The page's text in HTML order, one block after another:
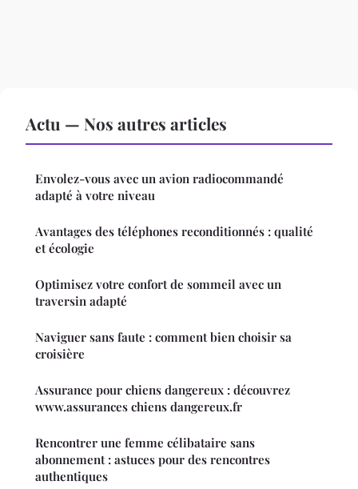
Actu — Nos autres articles
Envolez-vous avec un avion radiocommandé
adapté à votre niveau
Avantages des téléphones reconditionnés : qualité
et écologie
Optimisez votre confort de sommeil avec un
traversin adapté
Naviguer sans faute : comment bien choisir sa
croisière
Assurance pour chiens dangereux : découvrez
www.assurances chiens dangereux.fr
Rencontrer une femme célibataire sans
abonnement : astuces pour des rencontres
authentiques